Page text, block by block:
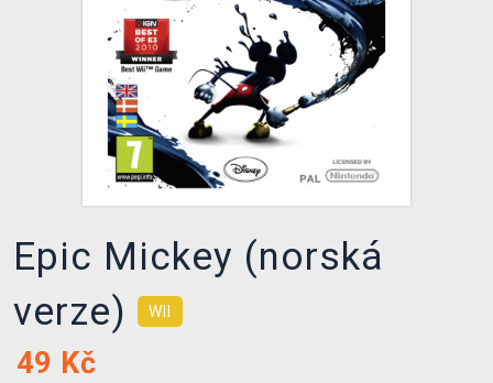
XZONE KLUB
TCG & BOARDGAME HUB
VÝKUP HER (BAZAR)
Epic Mickey (norská
verze)
WII
49 Kč